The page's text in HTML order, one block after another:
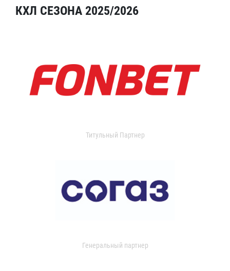
КХЛ СЕЗОНА 2025/2026
Титульный Партнер
Генеральный партнер